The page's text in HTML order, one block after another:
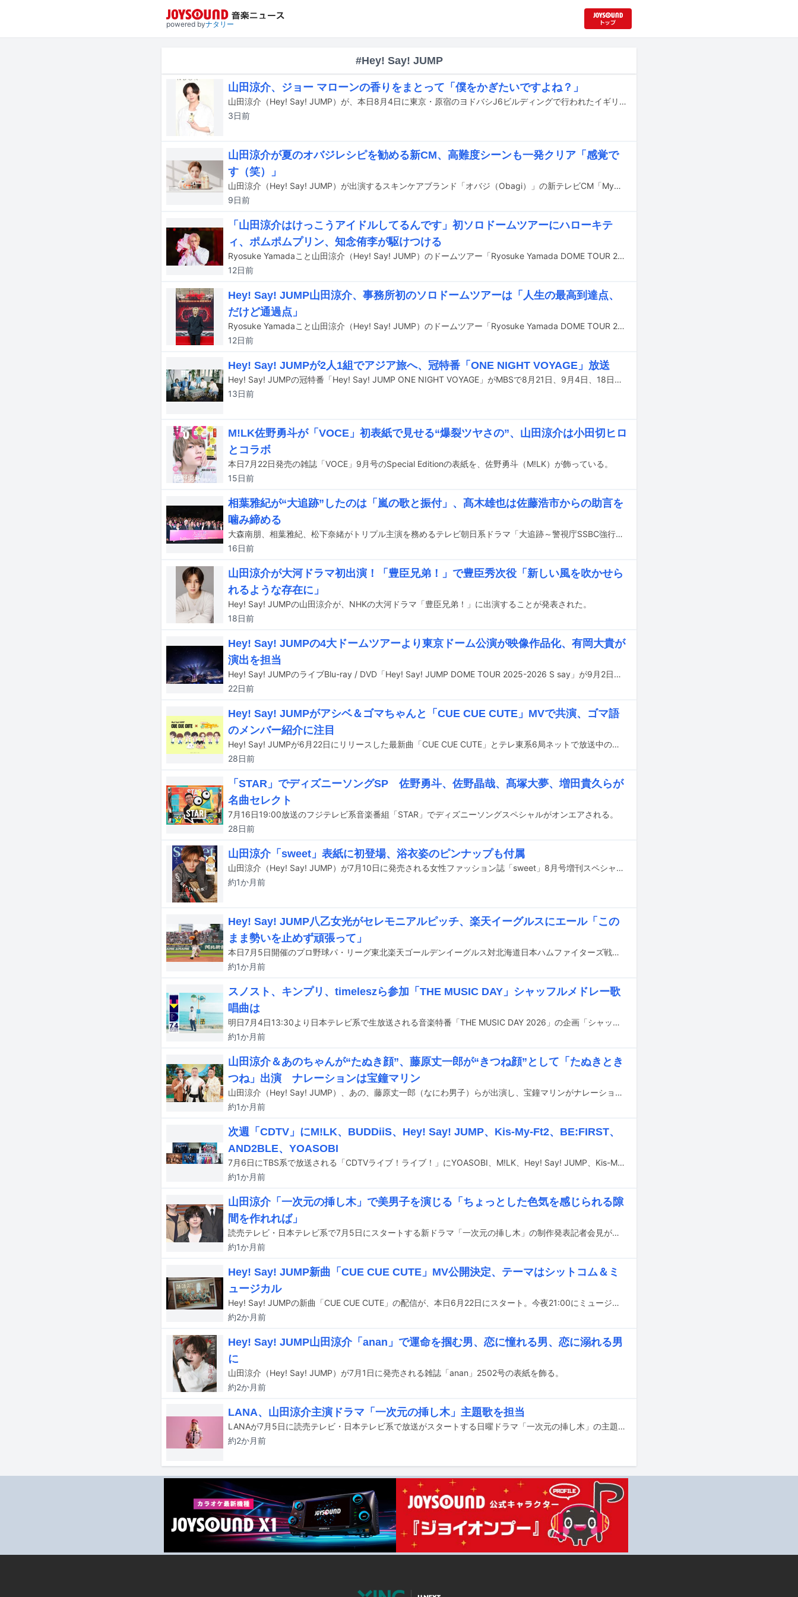
powered byナタリー
#Hey! Say! JUMP
山田涼介、ジョー マローンの香りをまとって「僕をかぎたいですよね？」
山田涼介（Hey! Say! JUMP）が、本日8月4日に東京・原宿のヨドバシJ6ビルディングで行われたイギリス発のフレグランス ライフスタイル ブランド・JO MALONE LONDON（ジョー マローン ロンドン）のプレスセッションに出席した。
3日前
山田涼介が夏のオバジレシピを勧める新CM、高難度シーンも一発クリア「感覚で
す（笑）」
山田涼介（Hey! Say! JUMP）が出演するスキンケアブランド「オバジ（Obagi）」の新テレビCM「Myオバジレシピ」編が、本日7月29日から放送される。
9日前
「山田涼介はけっこうアイドルしてるんです」初ソロドームツアーにハローキテ
ィ、ポムポムプリン、知念侑李が駆けつける
Ryosuke Yamadaこと山田涼介（Hey! Say! JUMP）のドームツアー「Ryosuke Yamada DOME TOUR 2026 Are You Red.Y?」の東京初日公演が、昨日7月25日に東京・東京ドームで行われた。この記事ではライブの模様を一部ネタバレを交えてレポートするので、本日26日のファイナル公演に参加予定の人はご注意を。
12日前
Hey! Say! JUMP山田涼介、事務所初のソロドームツアーは「人生の最高到達点、
だけど通過点」
Ryosuke Yamadaこと山田涼介（Hey! Say! JUMP）のドームツアー「Ryosuke Yamada DOME TOUR 2026 Are You Red.Y?」の東京公演が、昨日7月25日に東京・東京ドームで開幕した。この記事では公演に先立って行われた取材会の模様をレポートする。
12日前
Hey! Say! JUMPが2人1組でアジア旅へ、冠特番「ONE NIGHT VOYAGE」放送
Hey! Say! JUMPの冠特番「Hey! Say! JUMP ONE NIGHT VOYAGE」がMBSで8月21日、9月4日、18日の全3夜にわたって深夜に放送される。
13日前
M!LK佐野勇斗が「VOCE」初表紙で見せる“爆裂ツヤさの”、山田涼介は小田切ヒロ
とコラボ
本日7月22日発売の雑誌「VOCE」9月号のSpecial Editionの表紙を、佐野勇斗（M!LK）が飾っている。
15日前
相葉雅紀が“大追跡”したのは「嵐の歌と振付」、髙木雄也は佐藤浩市からの助言を
噛み締める
大森南朋、相葉雅紀、松下奈緒がトリプル主演を務めるテレビ朝日系ドラマ「大追跡～警視庁SSBC強行犯係～ Season2」が本日7月22日21:00にスタートする。初回オンエアに先立って、7月20日に東京都内で第1話先行上映会とキャストトークイベントが行われ、大森、相葉、松下をはじめ、キャストの伊藤淳史、光石研、遠藤憲一、佐藤浩市、髙木雄也（Hey! Say! JUMP）、脚本を手がける福田靖が出席した。
16日前
山田涼介が大河ドラマ初出演！「豊臣兄弟！」で豊臣秀次役「新しい風を吹かせら
れるような存在に」
Hey! Say! JUMPの山田涼介が、NHKの大河ドラマ「豊臣兄弟！」に出演することが発表された。
18日前
Hey! Say! JUMPの4大ドームツアーより東京ドーム公演が映像作品化、有岡大貴が
演出を担当
Hey! Say! JUMPのライブBlu-ray / DVD「Hey! Say! JUMP DOME TOUR 2025-2026 S say」が9月2日にリリースされる。
22日前
Hey! Say! JUMPがアシベ＆ゴマちゃんと「CUE CUE CUTE」MVで共演、ゴマ語
のメンバー紹介に注目
Hey! Say! JUMPが6月22日にリリースした最新曲「CUE CUE CUTE」とテレ東系6局ネットで放送中のアニメ「小3アシベ QQゴマちゃん」がコラボレーション。Hey! Say! JUMPがアニメの世界に登場するスペシャルコラボレーションミュージックビデオが、7月12日21:00にYouTubeで公開される。
28日前
「STAR」でディズニーソングSP 佐野勇斗、佐野晶哉、髙塚大夢、増田貴久らが
名曲セレクト
7月16日19:00放送のフジテレビ系音楽番組「STAR」でディズニーソングスペシャルがオンエアされる。
28日前
山田涼介「sweet」表紙に初登場、浴衣姿のピンナップも付属
山田涼介（Hey! Say! JUMP）が7月10日に発売される女性ファッション誌「sweet」8月号増刊スペシャルエディションの表紙に登場する。
約1か月前
Hey! Say! JUMP八乙女光がセレモニアルピッチ、楽天イーグルスにエール「この
まま勢いを止めず頑張って」
本日7月5日開催のプロ野球パ・リーグ東北楽天ゴールデンイーグルス対北海道日本ハムファイターズ戦にて、Hey! Say! JUMPの八乙女光がセレモニアルピッチを行った。
約1か月前
スノスト、キンプリ、timeleszら参加「THE MUSIC DAY」シャッフルメドレー歌
唱曲は
明日7月4日13:30より日本テレビ系で生放送される音楽特番「THE MUSIC DAY 2026」の企画「シャッフルメドレー」の歌唱曲が発表された。
約1か月前
山田涼介＆あのちゃんが“たぬき顔”、藤原丈一郎が“きつね顔”として「たぬきとき
つね」出演 ナレーションは宝鐘マリン
山田涼介（Hey! Say! JUMP）、あの、藤原丈一郎（なにわ男子）らが出演し、宝鐘マリンがナレーションを担当する日本テレビ（関東ローカル）の番組「たぬきときつね」が7月11日に放送される。
約1か月前
次週「CDTV」にM!LK、BUDDiiS、Hey! Say! JUMP、Kis-My-Ft2、BE:FIRST、
AND2BLE、YOASOBI
7月6日にTBS系で放送される「CDTVライブ！ライブ！」にYOASOBI、M!LK、Hey! Say! JUMP、Kis-My-Ft2、BUDDiiS、BE:FIRST、AND2BLEが出演する。
約1か月前
山田涼介「一次元の挿し木」で美男子を演じる「ちょっとした色気を感じられる隙
間を作れれば」
読売テレビ・日本テレビ系で7月5日にスタートする新ドラマ「一次元の挿し木」の制作発表記者会見が先日、同局にて行われ、山田涼介（Hey! Say! JUMP）、白石聖、堀田真由、鈴木保奈美、佐々木蔵之介、木戸大聖、土居志央梨、小手伸也が登壇した。
約1か月前
Hey! Say! JUMP新曲「CUE CUE CUTE」MV公開決定、テーマはシットコム＆ミ
ュージカル
Hey! Say! JUMPの新曲「CUE CUE CUTE」の配信が、本日6月22日にスタート。今夜21:00にミュージックビデオがYouTubeでプレミア公開される。
約2か月前
Hey! Say! JUMP山田涼介「anan」で運命を掴む男、恋に憧れる男、恋に溺れる男
に
山田涼介（Hey! Say! JUMP）が7月1日に発売される雑誌「anan」2502号の表紙を飾る。
約2か月前
LANA、山田涼介主演ドラマ「一次元の挿し木」主題歌を担当
LANAが7月5日に読売テレビ・日本テレビ系で放送がスタートする日曜ドラマ「一次元の挿し木」の主題歌を担当することが発表された。
約2か月前